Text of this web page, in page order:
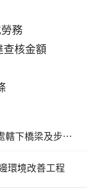
務
核金額
設施安全檢測委託服務
環境改善工程